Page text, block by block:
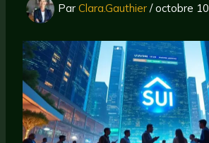
ParClara.Gauthier/octobre